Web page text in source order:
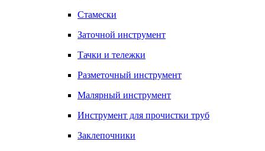
Стамески
Заточной инструмент
Тачки и тележки
Разметочный инструмент
Малярный инструмент
Инструмент для прочистки труб
Заклепочники